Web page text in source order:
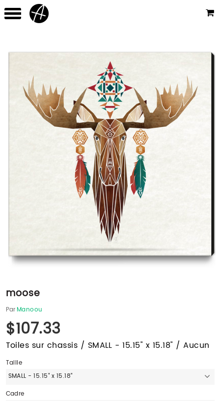
moose
ParManoou
$107.33
Toiles sur chassis / SMALL - 15.15" x 15.18" / Aucun
Taille
SMALL - 15.15" x 15.18"
Cadre